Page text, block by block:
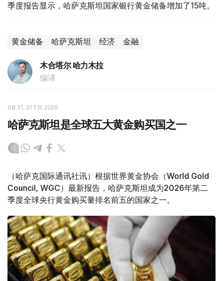
季度报告显示，哈萨克斯坦国家银行黄金储备增加了15吨。
黄金储备 哈萨克斯坦 经济 金融
木合塔尔 哈力木拉
编译
08:31, 31 7月 2026
哈萨克斯坦是全球五大黄金购买国之一
（哈萨克国际通讯社讯）根据世界黄金协会（World Gold
Council, WGC）最新报告，哈萨克斯坦成为2026年第二
季度全球央行黄金购买量排名前五的国家之一。